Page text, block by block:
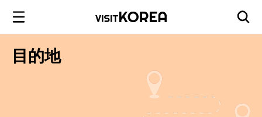
目的地